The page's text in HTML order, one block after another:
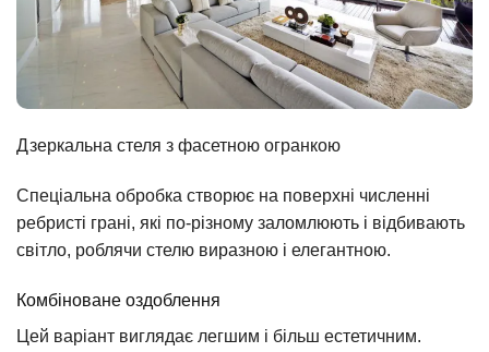
Дзеркальна стеля з фасетною огранкою
Спеціальна обробка створює на поверхні численні
ребристі грані, які по-різному заломлюють і відбивають
світло, роблячи стелю виразною і елегантною.
Комбіноване оздоблення
Цей варіант виглядає легшим і більш естетичним.